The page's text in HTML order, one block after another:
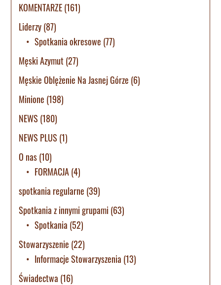
KOMENTARZE(161)
Liderzy(87)
Spotkania okresowe (77)
Męski Azymut (27)
Męskie Oblężenie Na Jasnej Górze (6)
Minione (198)
NEWS (180)
NEWS PLUS (1)
O nas(10)
FORMACJA(4)
spotkania regularne (39)
Spotkania z innymi grupami (63)
Spotkania (52)
Stowarzyszenie (22)
Informacje Stowarzyszenia (13)
Świadectwa (16)